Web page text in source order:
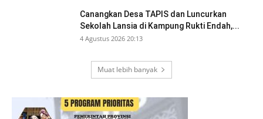
Canangkan Desa TAPIS dan Luncurkan
Sekolah Lansia di Kampung Rukti Endah,...
4 Agustus 2026 20:13
Muat lebih banyak